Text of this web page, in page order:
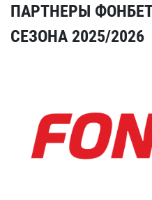
ПАРТНЕРЫ
СЕЗОНА 2025/2026